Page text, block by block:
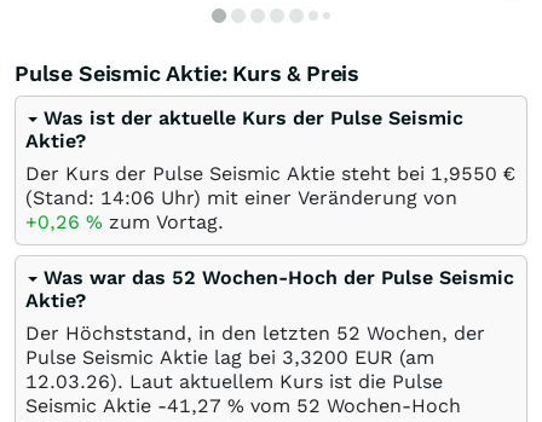
Pulse Seismic Aktie: Kurs & Preis
Was ist der aktuelle Kurs der Pulse Seismic
Aktie?
Der Kurs der Pulse Seismic Aktie steht bei 1,9550 €
(Stand: 14:06 Uhr) mit einer Veränderung von
+0,26 % zum Vortag.
Was war das 52 Wochen-Hoch der Pulse Seismic
Aktie?
Der Höchststand, in den letzten 52 Wochen, der
Pulse Seismic Aktie lag bei 3,3200 EUR (am
12.03.26). Laut aktuellem Kurs ist die Pulse
Seismic Aktie -41,27 % vom 52 Wochen-Hoch